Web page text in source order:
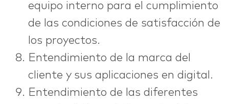
equipo interno para el cumplimiento
de las condiciones de satisfacción de
los proyectos.
Entendimiento de la marca del
cliente y sus aplicaciones en digital.
Entendimiento de las diferentes